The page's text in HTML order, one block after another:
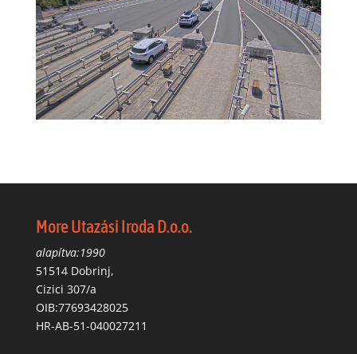
More Utazási Iroda D.o.o.
alapítva:1990
51514 Dobrinj,
Cizici 307/a
OIB:77693428025
HR-AB-51-040027211